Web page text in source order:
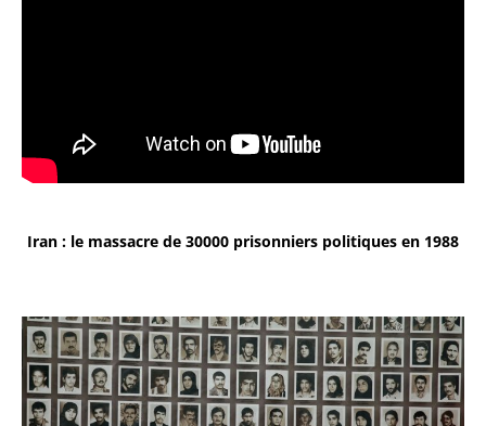
Iran : le massacre de 30000 prisonniers politiques en 1988